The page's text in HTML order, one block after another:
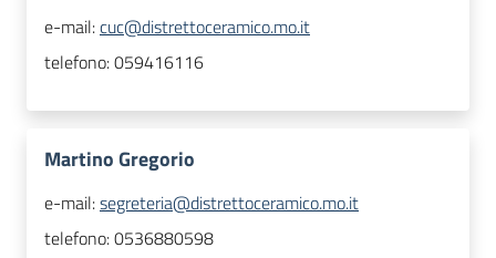
e-mail:cuc@distrettoceramico.mo.it
telefono:059416116
Martino Gregorio
e-mail:segreteria@distrettoceramico.mo.it
telefono:0536880598